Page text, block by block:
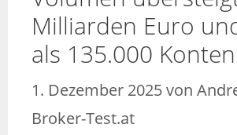
Milliarden Euro
als 135.000 Konten
1. Dezember 2025von
Broker-Test.at